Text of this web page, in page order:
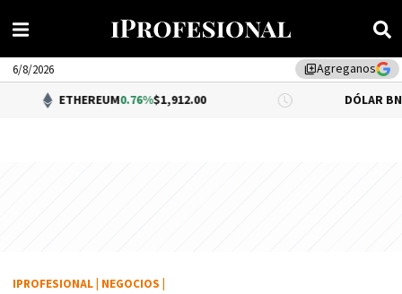
library_addAgreganos
6/8/2026
0.76%$1,912.00 DÓLAR BNA 0.34%
IPROFESIONAL NEGOCIOS